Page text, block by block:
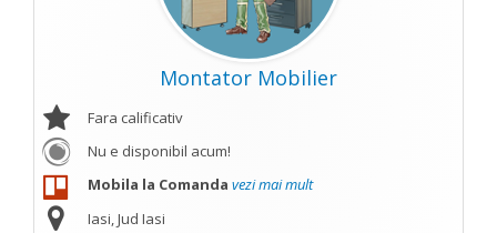
Montator Mobilier
Fara calificativ
Nu e disponibil acum!
Mobila la Comanda vezi mai mult
Iasi, Jud Iasi